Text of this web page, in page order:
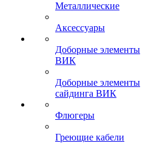
Металлические
Аксессуары
Доборные элементы
ВИК
Доборные элементы
сайдинга ВИК
Флюгеры
Греющие кабели